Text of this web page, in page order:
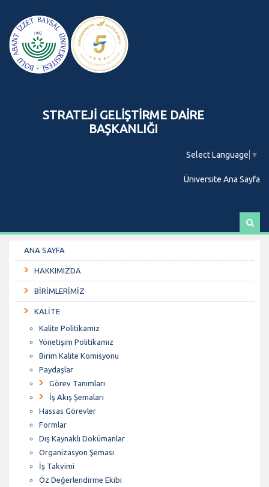
STRATEJİ GELİŞTİRME DAİRE
BAŞKANLIĞI
Select Language ▼
Üniversite Ana Sayfa
A
r
ANA SAYFA
HAKKIMIZDA
BİRİMLERİMİZ
KALİTE
Kalite Politikamız
Yönetişim Politikamız
Birim Kalite Komisyonu
Paydaşlar
Görev Tanımları
İş Akış Şemaları
Hassas Görevler
Formlar
Dış Kaynaklı Dokümanlar
Organizasyon Şeması
İş Takvimi
Öz Değerlendirme Ekibi